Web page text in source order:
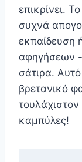
επικρίνει.
συχνά
εκπαίδευση
αφηγήσεων -
σάτιρα.
βρετανικό
τουλάχιστον
καμπύλες!